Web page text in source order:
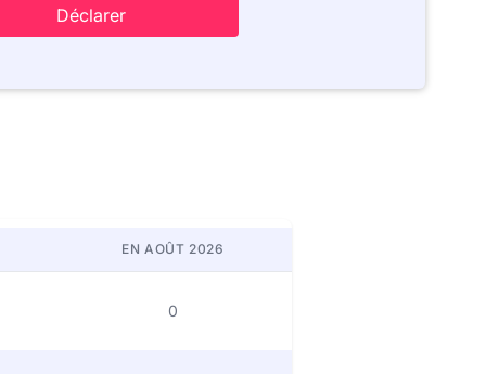
Déclarer
EN AOÛT 2026
0